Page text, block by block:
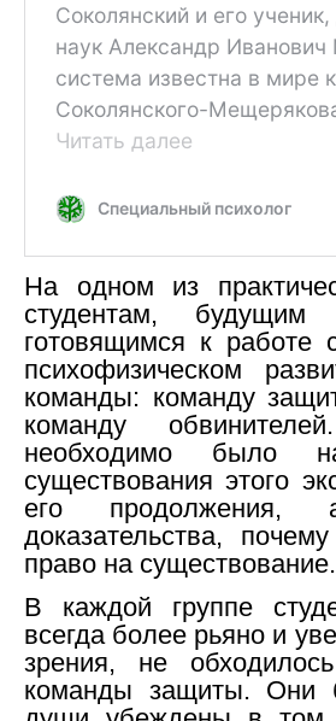
На одном из
студентам, будущим
готовящимся к работе
психофизическом
команды: команду
команду
необходимо было
существования этого
его
доказательства,
право на существование.
В каждой группе
всегда более рьяно и
зрения, не
команды защиты. Они